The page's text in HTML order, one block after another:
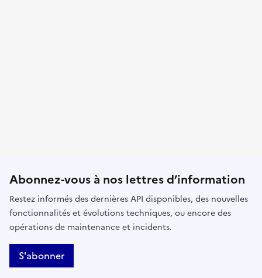
Abonnez-vous à nos lettres d’information
Restez informés des dernières API disponibles, des nouvelles
fonctionnalités et évolutions techniques, ou encore des
opérations de maintenance et incidents.
S'abonner